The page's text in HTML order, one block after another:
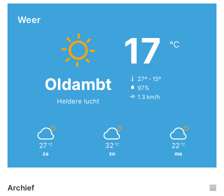
Weer
Oldambt
Heldere lucht
17 ℃
27º - 15º
97%
1.3 km/h
27 ℃
za
32 ℃
zo
22 ℃
ma
Archief